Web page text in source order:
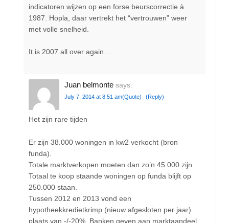
indicatoren wijzen op een forse beurscorrectie à
1987. Hopla, daar vertrekt het “vertrouwen” weer
met volle snelheid.
It is 2007 all over again….
Juan belmonte says:
July 7, 2014 at 8:51 am(Quote) (Reply)
Het zijn rare tijden
Er zijn 38.000 woningen in kw2 verkocht (bron
funda).
Totale marktverkopen moeten dan zo’n 45.000 zijn.
Totaal te koop staande woningen op funda blijft op
250.000 staan.
Tussen 2012 en 2013 vond een
hypotheekkredietkrimp (nieuw afgesloten per jaar)
plaats van -/-20%. Banken geven aan marktaandeel